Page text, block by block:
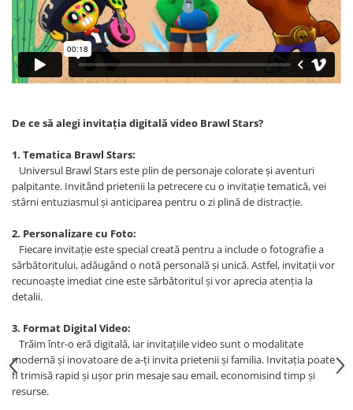
De ce să alegi invitația digitală video Brawl Stars?
1. Tematica Brawl Stars:
Universul Brawl Stars este plin de personaje colorate și aventuri
palpitante. Invitând prietenii la petrecere cu o invitație tematică, vei
stârni entuziasmul și anticiparea pentru o zi plină de distracție.
2. Personalizare cu Foto:
Fiecare invitație este special creată pentru a include o fotografie a
sărbătoritului, adăugând o notă personală și unică. Astfel, invitații vor
recunoaște imediat cine este sărbătoritul și vor aprecia atenția la
detalii.
3. Format Digital Video:
Trăim într-o eră digitală, iar invitațiile video sunt o modalitate
modernă și inovatoare de a-ți invita prietenii și familia. Invitația poate
fi trimisă rapid și ușor prin mesaje sau email, economisind timp și
resurse.